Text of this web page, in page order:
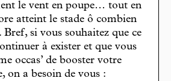
le vent en poupe… tout en
atteint le stade ô combien
Bref, si vous souhaitez que ce
à exister et que vous
occas’ de booster votre
on a besoin de vous :